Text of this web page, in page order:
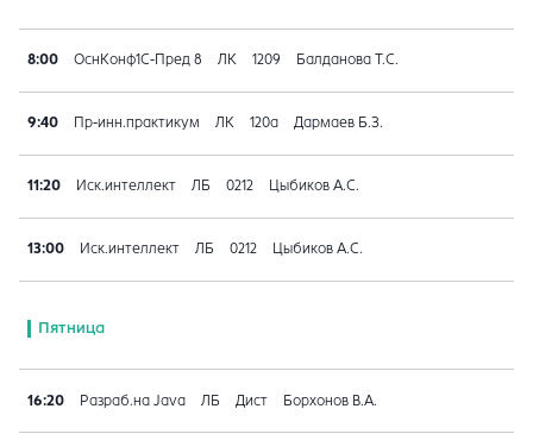
8:00 ОснКонф1С-Пред 8 ЛК 1209 Балданова Т.С.
9:40 Пр-инн.практикум ЛК 120а Дармаев Б.З.
11:20 Иск.интеллект ЛБ 0212 Цыбиков А.С.
13:00 Иск.интеллект ЛБ 0212 Цыбиков А.С.
Пятница
16:20 Разраб.на Java ЛБ Дист Борхонов В.А.